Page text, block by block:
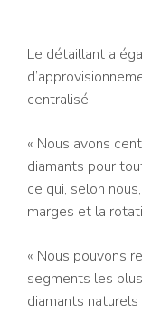
Le détaillant a
centralisé.
« Nous avons
diamants pour
ce qui, selon
marges et la
« Nous pouvons
segments les
diamants